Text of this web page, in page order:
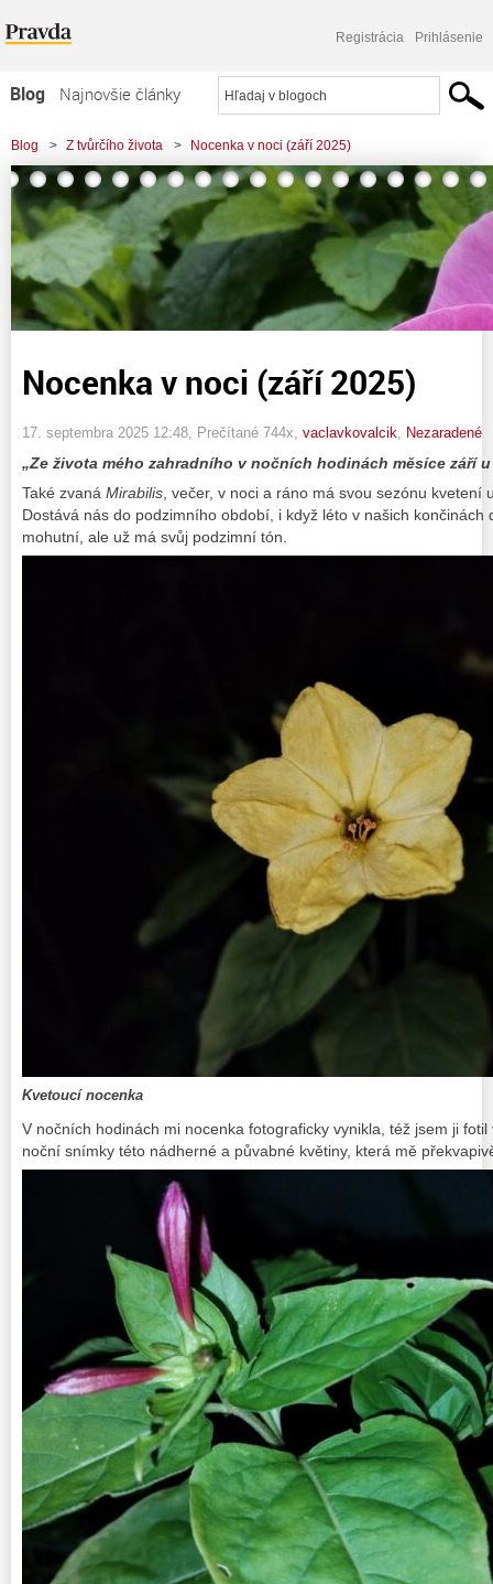
Registrácia Prihlásenie
Blog
Najnovšie články
Najčítanejšie články
Najkomentovanejšie články
Zoznam blogov
Komerčné blogy
Blog > Z tvůrčího života > Nocenka v noci (září 2025)
Nocenka v noci (září 2025)
17. septembra 2025 12:48 , Prečítané 744x, vaclavkovalcik Nezaradené
„Ze života mého zahradního v nočních hodinách měsíce září
Také zvaná Mirabilis , večer, v noci a ráno má svou sezónu kvetení
Dostává nás do podzimního období, i když léto v našich končinách
mohutní, ale už má svůj podzimní tón.
Kvetoucí nocenka
V nočních hodinách mi nocenka fotograficky vynikla, též jsem ji
noční snímky této nádherné a půvabné květiny, která mě